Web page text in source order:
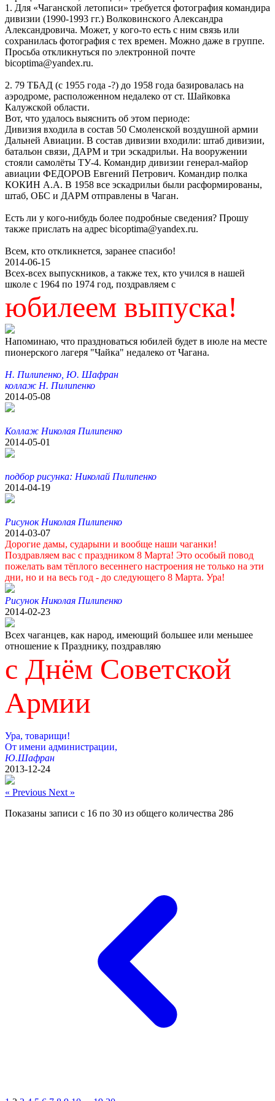
1. Для «Чаганской летописи» требуется фотография командира
дивизии (1990-1993 гг.) Волковинского Александра
Александровича. Может, у кого-то есть с ним связь или
сохранилась фотография с тех времен. Можно даже в группе.
Просьба откликнуться по электронной почте
bicoptima@yandex.ru.
2. 79 ТБАД (с 1955 года -?) до 1958 года базировалась на
аэродроме, расположенном недалеко от ст. Шайковка
Калужской области.
Вот, что удалось выяснить об этом периоде:
Дивизия входила в состав 50 Смоленской воздушной армии
Дальней Авиации. В состав дивизии входили: штаб дивизии,
батальон связи, ДАРМ и три эскадрильи. На вооружении
стояли самолёты ТУ-4. Командир дивизии генерал-майор
авиации ФЕДОРОВ Евгений Петрович. Командир полка
КОКИН А.А. В 1958 все эскадрильи были расформированы,
штаб, ОБС и ДАРМ отправлены в Чаган.
Есть ли у кого-нибудь более подробные сведения? Прошу
также прислать на адрес bicoptima@yandex.ru.
Всем, кто откликнется, заранее спасибо!
2014-06-15
Всех-всех выпускников, а также тех, кто учился в нашей
школе с 1964 по 1974 год, поздравляем с
юбилеем выпуска!
Напоминаю, что праздноваться юбилей будет в июле на месте
пионерского лагеря "Чайка" недалеко от Чагана.
Н. Пилипенко, Ю. Шафран
коллаж Н. Пилипенко
2014-05-08
Коллаж Николая Пилипенко
2014-05-01
подбор рисунка: Николай Пилипенко
2014-04-19
Рисунок Николая Пилипенко
2014-03-07
Дорогие дамы, сударыни и вообще наши чаганки!
Поздравляем вас с праздником 8 Марта! Это особый повод
пожелать вам тёплого весеннего настроения не только на эти
дни, но и на весь год - до следующего 8 Марта. Ура!
Рисунок Николая Пилипенко
2014-02-23
Всех чаганцев, как народ, имеющий большее или меньшее
отношение к Празднику, поздравляю
с Днём Советской
Армии
Ура, товарищи!
От имени администрации,
Ю.Шафран
2013-12-24
« Previous Next »
Показаны записи с 16 по 30 из общего количества 286